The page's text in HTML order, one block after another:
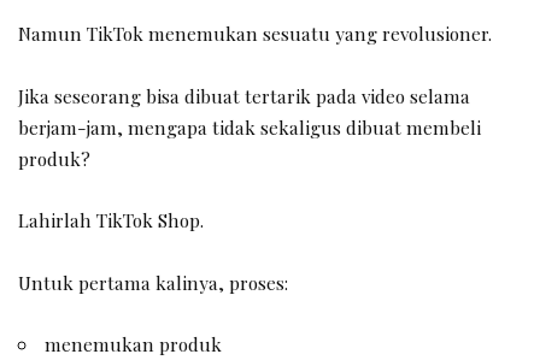
Namun TikTok menemukan sesuatu yang revolusioner.
Jika seseorang bisa dibuat tertarik pada video selama
berjam-jam, mengapa tidak sekaligus dibuat membeli
produk?
Lahirlah TikTok Shop.
Untuk pertama kalinya, proses:
menemukan produk